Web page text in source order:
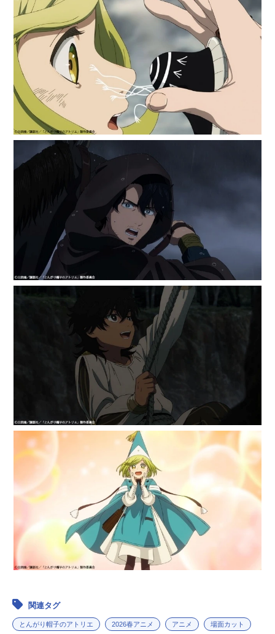
関連タグ
とんがり帽子のアトリエ 2026春アニメ アニメ 場面カット